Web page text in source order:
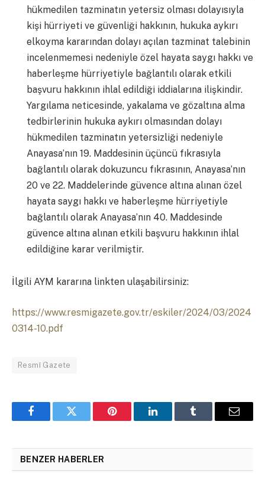
hükmedilen tazminatın yetersiz olması dolayısıyla
kişi hürriyeti ve güvenliği hakkının, hukuka aykırı
elkoyma kararından dolayı açılan tazminat talebinin
incelenmemesi nedeniyle özel hayata saygı hakkı ve
haberleşme hürriyetiyle bağlantılı olarak etkili
başvuru hakkının ihlal edildiği iddialarına ilişkindir.
Yargılama neticesinde, yakalama ve gözaltına alma
tedbirlerinin hukuka aykırı olmasından dolayı
hükmedilen tazminatın yetersizliği nedeniyle
Anayasa’nın 19. Maddesinin üçüncü fıkrasıyla
bağlantılı olarak dokuzuncu fıkrasının, Anayasa’nın
20 ve 22. Maddelerinde güvence altına alınan özel
hayata saygı hakkı ve haberleşme hürriyetiyle
bağlantılı olarak Anayasa’nın 40. Maddesinde
güvence altına alınan etkili başvuru hakkının ihlal
edildiğine karar verilmiştir.
İlgili AYM kararına linkten ulaşabilirsiniz:
https://www.resmigazete.gov.tr/eskiler/2024/03/2024
0314-10.pdf
Resmî Gazete
FacebookTwitter Pinterest LinkedInTumblr Email
BENZER HABERLER